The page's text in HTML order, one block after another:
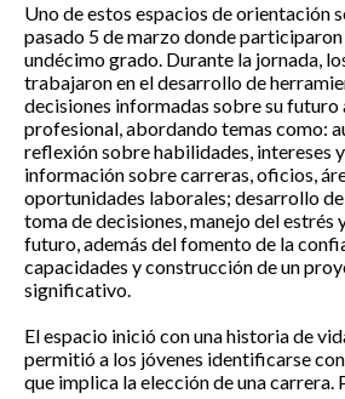
Uno de estos espacios de orientación
pasado 5 de marzo donde
undécimo grado. Durante la jornada,
trabajaron en el desarrollo de
decisiones informadas sobre su futuro
profesional, abordando temas como:
reflexión sobre habilidades, intereses
información sobre carreras, oficios,
oportunidades laborales; desarrollo
toma de decisiones, manejo del estrés
futuro, además del fomento de la
capacidades y construcción de un
significativo.
El espacio inició con una historia de
permitió a los jóvenes identificarse
que implica la elección de una carrera.